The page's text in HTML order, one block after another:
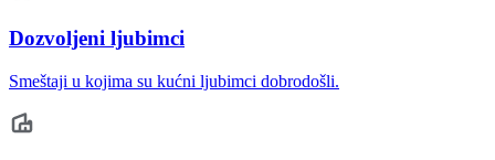
Dozvoljeni ljubimci
Smeštaji u kojima su kućni ljubimci dobrodošli.